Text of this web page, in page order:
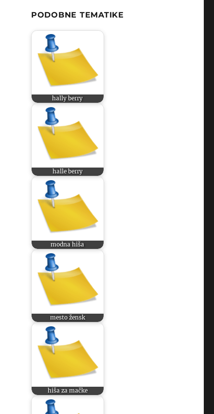
PODOBNE TEMATIKE
hally berry
halle berry
modna hiša
mesto žensk
hiša za mačke